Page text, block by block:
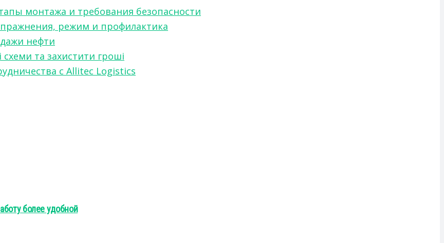
монтажа и требования безопасности
режим и профилактика
нефти
та захистити гроші
с Allitec Logistics
более удобной